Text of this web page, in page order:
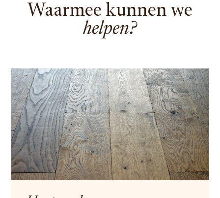
Waarmee kunnen we
helpen?